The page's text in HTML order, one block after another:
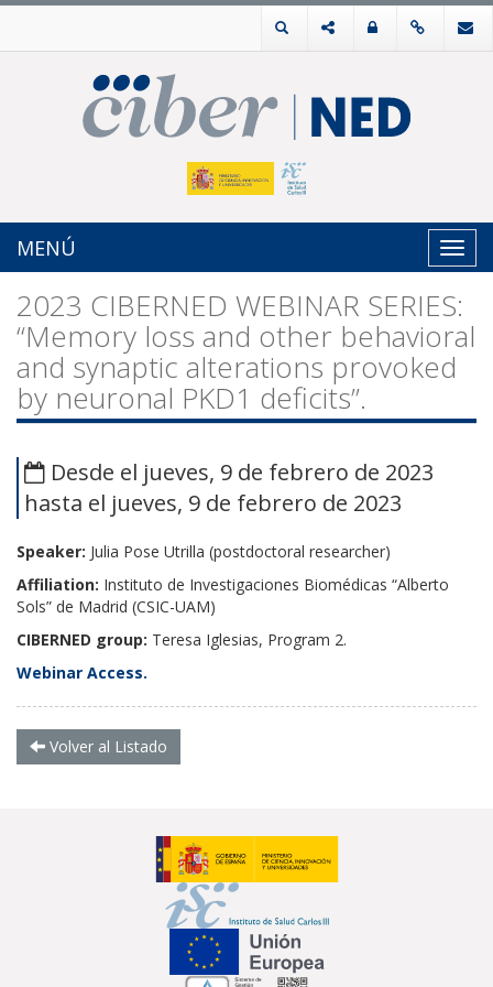
MENÚ
2023 CIBERNED WEBINAR SERIES:
“Memory loss and other behavioral
and synaptic alterations provoked
by neuronal PKD1 deficits”.
Desde el jueves, 9 de febrero de 2023
hasta el jueves, 9 de febrero de 2023
Speaker: Julia Pose Utrilla (postdoctoral researcher)
Affiliation: Instituto de Investigaciones Biomédicas “Alberto
Sols” de Madrid (CSIC-UAM)
CIBERNED group: Teresa Iglesias, Program 2.
Webinar Access.
Volver al Listado